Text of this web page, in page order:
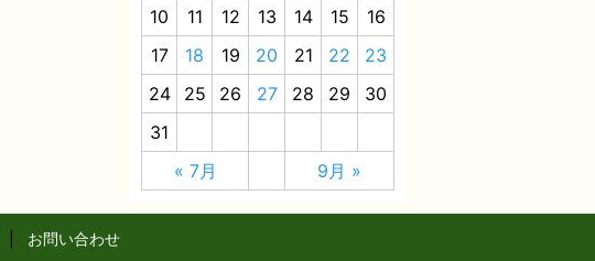
10
11 12 13 14 15
16
17
18 19 20 21 22
23
24
25 26 27 28 29
30
31
« 7月
9月 »
お問い合わせ